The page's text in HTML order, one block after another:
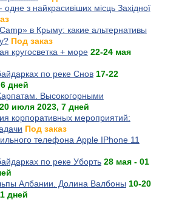
одне з найкрасивіших місць Західної
в Крыму: какие альтернативы
Под заказ
кругосветка + море 22-24 мая
по реке Снов 17-22
дней
Высокогорными
июля 2023, 7 дней
корпоративных мероприятий:
Под заказ
телефона Apple IPhone 11
по реке Уборть 28 мая - 01
Албании. Долина Валбоны 10-20
дней